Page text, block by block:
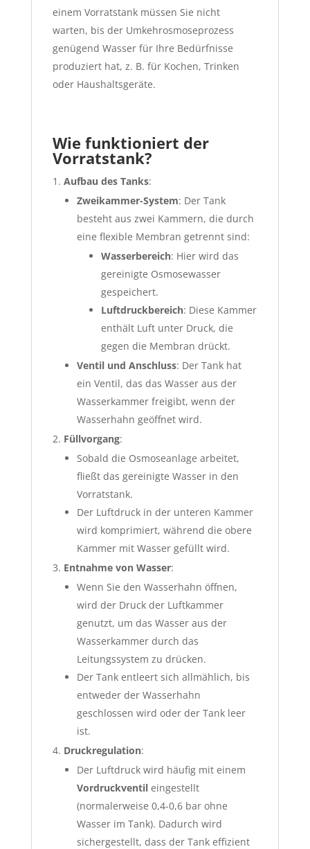
einem Vorratstank müssen Sie nicht
warten, bis der Umkehrosmoseprozess
genügend Wasser für Ihre Bedürfnisse
produziert hat, z. B. für Kochen, Trinken
oder Haushaltsgeräte.
Wie funktioniert der
Vorratstank?
Aufbau des Tanks:
Zweikammer-System: Der Tank
besteht aus zwei Kammern, die durch
eine flexible Membran getrennt sind:
Wasserbereich: Hier wird das
gereinigte Osmosewasser
gespeichert.
Luftdruckbereich: Diese Kammer
enthält Luft unter Druck, die
gegen die Membran drückt.
Ventil und Anschluss: Der Tank hat
ein Ventil, das das Wasser aus der
Wasserkammer freigibt, wenn der
Wasserhahn geöffnet wird.
Füllvorgang:
Sobald die Osmoseanlage arbeitet,
fließt das gereinigte Wasser in den
Vorratstank.
Der Luftdruck in der unteren Kammer
wird komprimiert, während die obere
Kammer mit Wasser gefüllt wird.
Entnahme von Wasser:
Wenn Sie den Wasserhahn öffnen,
wird der Druck der Luftkammer
genutzt, um das Wasser aus der
Wasserkammer durch das
Leitungssystem zu drücken.
Der Tank entleert sich allmählich, bis
entweder der Wasserhahn
geschlossen wird oder der Tank leer
ist.
Druckregulation:
Der Luftdruck wird häufig mit einem
Vordruckventileingestellt
(normalerweise 0,4-0,6 bar ohne
Wasser im Tank). Dadurch wird
sichergestellt, dass der Tank effizient